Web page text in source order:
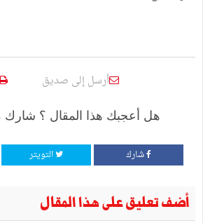
أرسل إلى صديق
هل أعجبك هذا المقال ؟ شارك
شارك التويتر
أضف تعليق على هذا المقال